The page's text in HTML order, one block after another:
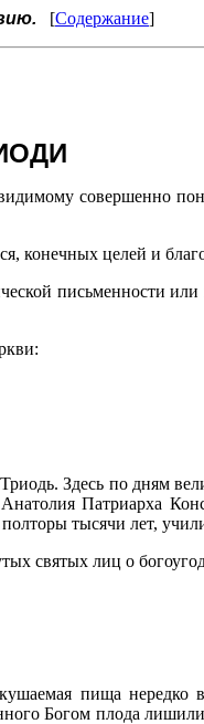
[Содержание]
совершенно
конечных целей и
письменности
Здесь по дням
Патриарха
тысячи лет,
святых лиц о
пища нередко
Богом плода